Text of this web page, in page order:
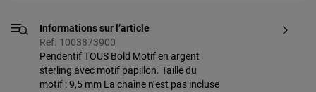
Informations sur l’article
Ref. 1003873900
Pendentif TOUS Bold Motif en argent
sterling avec motif papillon. Taille du
motif : 9,5 mm La chaîne n’est pas incluse